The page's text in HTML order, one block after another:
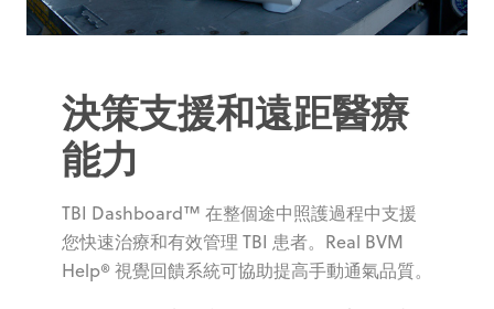
決策支援和遠距醫療
能力
TBI Dashboard™ 在整個途中照護過程中支援
您快速治療和有效管理 TBI 患者。Real BVM
Help® 視覺回饋系統可協助提高手動通氣品質。